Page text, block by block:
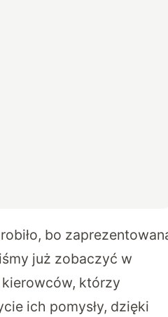
bo
już zobaczyć w
kierowców, którzy
ich pomysły, dzięki